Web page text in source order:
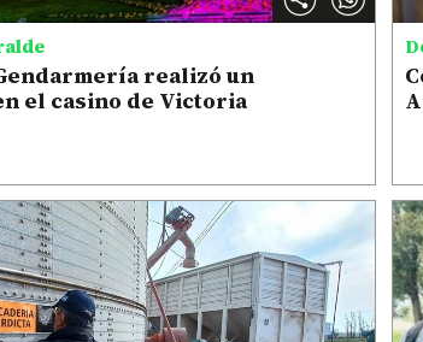
realizó un
el casino de Victoria